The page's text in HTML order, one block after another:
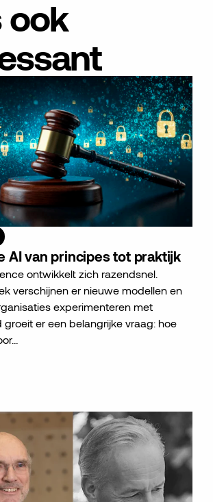
ook
AI van principes tot praktijk
ontwikkelt zich razendsnel.
verschijnen er nieuwe modellen en
experimenteren met
groeit er een belangrijke vraag: hoe